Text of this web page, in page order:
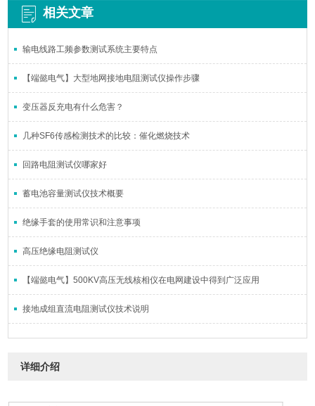
相关文章
输电线路工频参数测试系统主要特点
【端懿电气】大型地网接地电阻测试仪操作步骤
变压器反充电有什么危害？
几种SF6传感检测技术的比较：催化燃烧技术
回路电阻测试仪哪家好
蓄电池容量测试仪技术概要
绝缘手套的使用常识和注意事项
高压绝缘电阻测试仪
【端懿电气】500KV高压无线核相仪在电网建设中得到广泛应用
接地成组直流电阻测试仪技术说明
详细介绍